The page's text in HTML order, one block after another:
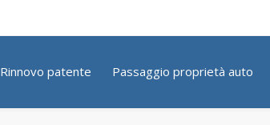
Rinnovo patente Passaggio proprietà auto